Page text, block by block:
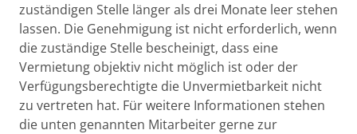
zuständigen Stelle länger als drei Monate leer stehen
lassen. Die Genehmigung ist nicht erforderlich, wenn
die zuständige Stelle bescheinigt, dass eine
Vermietung objektiv nicht möglich ist oder der
Verfügungsberechtigte die Unvermietbarkeit nicht
zu vertreten hat. Für weitere Informationen stehen
die unten genannten Mitarbeiter gerne zur